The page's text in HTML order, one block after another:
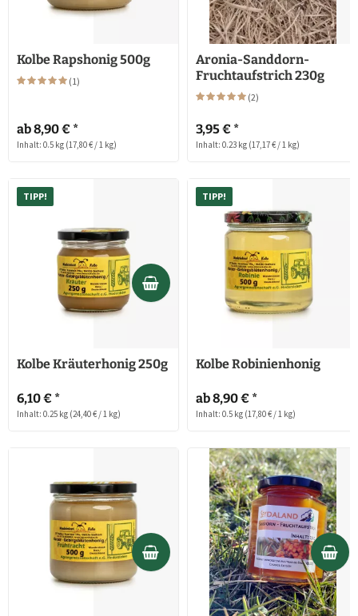
Kolbe Rapshonig 500g
(1)
ab 8,90 € *
Inhalt: 0.5 kg (17,80 € / 1 kg)
Aronia-Sanddorn-
Fruchtaufstrich 230g
(2)
3,95 € *
Inhalt: 0.23 kg (17,17 € / 1 kg)
TIPP!
Kolbe Kräuterhonig 250g
6,10 € *
Inhalt: 0.25 kg (24,40 € / 1 kg)
TIPP!
Kolbe Robinienhonig
ab 8,90 € *
Inhalt: 0.5 kg (17,80 € / 1 kg)